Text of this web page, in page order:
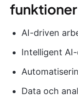
funktioner
AI-driven
Intelligent
Data och